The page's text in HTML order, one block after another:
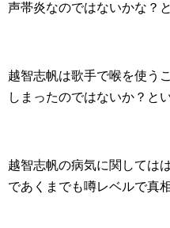
声帯炎なのではないかな？
越智志帆は歌手で喉を使う
しまったのではないか？と
越智志帆の病気に関しては
であくまでも噂レベルで真